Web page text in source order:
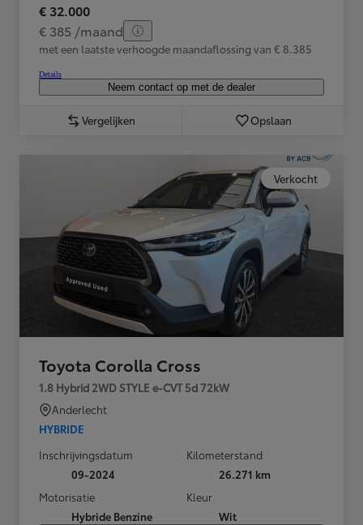
€ 32.000
€ 385 /maand
met een laatste verhoogde maandaflossing van € 8.385
Details
Neem contact op met de dealer
Vergelijken Opslaan
Verkocht
Toyota Corolla Cross
1.8 Hybrid 2WD STYLE e-CVT 5d 72kW
Anderlecht
HYBRIDE
Inschrijvingsdatum
09-2024
Kilometerstand
26.271 km
Motorisatie
Hybride Benzine
Kleur
Wit